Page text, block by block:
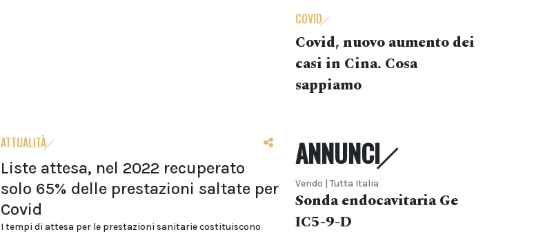
ATTUALITÀ
Liste attesa, nel 2022 recuperato
solo 65% delle prestazioni saltate per
Covid
I tempi di attesa per le prestazioni sanitarie costituiscono
COVID
Covid, nuovo aumento dei
casi in Cina. Cosa
sappiamo
ANNUNCI
Vendo | Tutta Italia
Sonda endocavitaria Ge
IC5-9-D